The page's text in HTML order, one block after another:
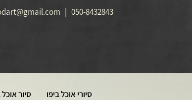
050-8432843
סיורי אוכל ביפו סיור